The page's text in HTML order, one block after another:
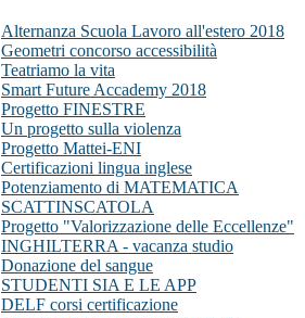
Alternanza Scuola Lavoro all'estero 2018
Geometri concorso accessibilità
Teatriamo la vita
Smart Future Accademy 2018
Progetto FINESTRE
Un progetto sulla violenza
Progetto Mattei-ENI
Certificazioni lingua inglese
Potenziamento di MATEMATICA
SCATTINSCATOLA
Progetto "Valorizzazione delle Eccellenze"
INGHILTERRA - vacanza studio
Donazione del sangue
STUDENTI SIA E LE APP
DELF corsi certificazione